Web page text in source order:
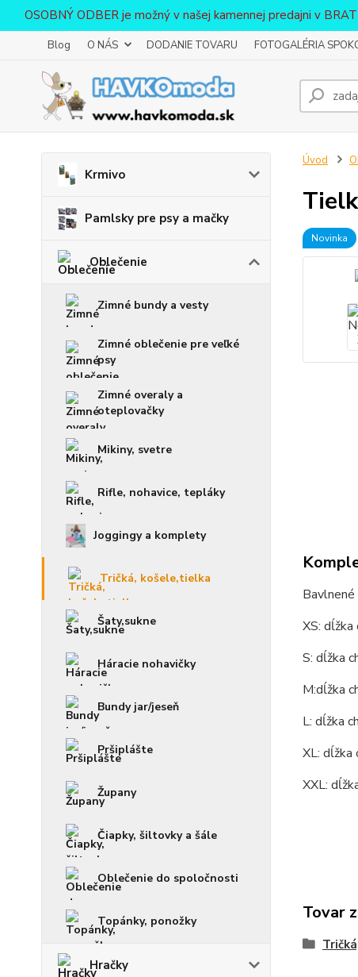
OSOBNÝ ODBER je možný v našej kamennej predajni v
Blog O NÁS DODANIE TOVARU FOTOGALÉRIA
Krmivo
Pamlsky pre psy a mačky
Oblečenie
Zimné bundy a vesty
Zimné oblečenie pre veľké
psy
Zimné overaly a
oteplovačky
Mikiny, svetre
Rifle, nohavice, tepláky
Joggingy a komplety
Tričká, košele,tielka
Šaty,sukne
Háracie nohavičky
Bundy jar/jeseň
Pršiplášte
Župany
Čiapky, šiltovky a šále
Oblečenie do spoločnosti
Topánky, ponožky
Hračky
Úvod
Novinka
XS:
S: dĺžka
M:dĺžka
L: dĺžka
XL: dĺžka
XXL:
Tovar